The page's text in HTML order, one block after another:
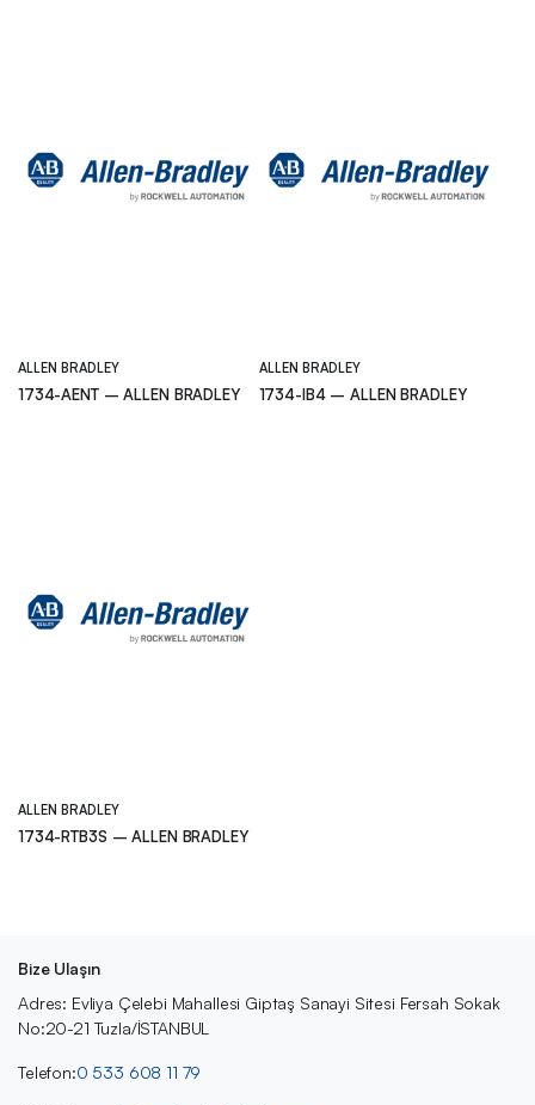
ALLEN BRADLEY
1734-AENT – ALLEN BRADLEY
ALLEN BRADLEY
1734-IB4 – ALLEN BRADLEY
ALLEN BRADLEY
1734-RTB3S – ALLEN BRADLEY
Bize Ulaşın
Adres: Evliya Çelebi Mahallesi Giptaş Sanayi Sitesi Fersah Sokak
No:20-21 Tuzla/İSTANBUL
Telefon:0 533 608 11 79